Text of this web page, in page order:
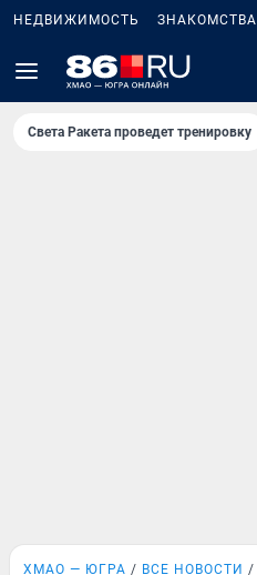
НЕДВИЖИМОСТЬ ЗНАКОМСТВА
Света Ракета проведет тренировку
ХМАО — ЮГРА ВСЕ НОВОСТИ